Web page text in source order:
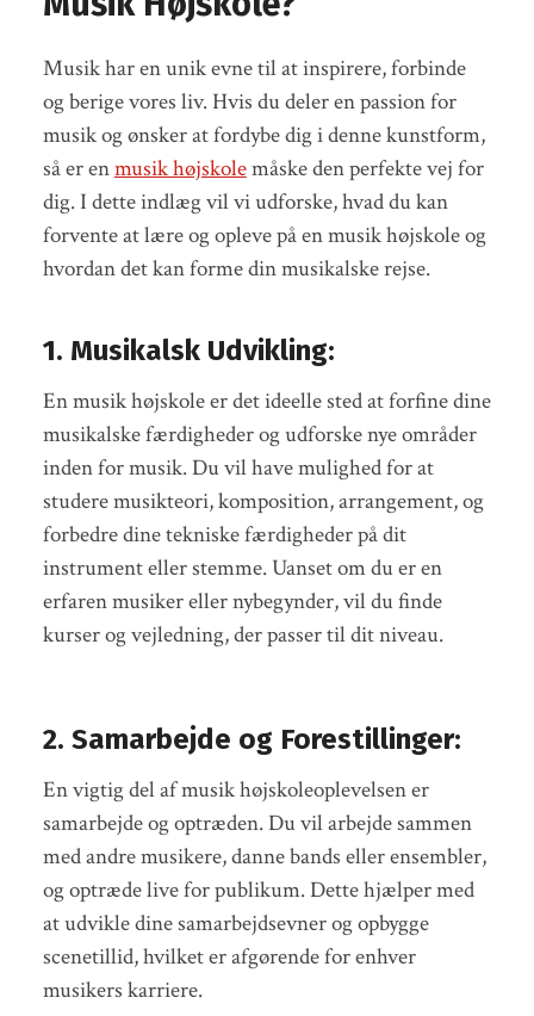
Musik har en unik evne til at inspirere, forbinde
og berige vores liv. Hvis du deler en passion for
musik og ønsker at fordybe dig i denne kunstform,
så er enmusik højskolemåske den perfekte vej for
dig. I dette indlæg vil vi udforske, hvad du kan
forvente at lære og opleve på en musik højskole og
hvordan det kan forme din musikalske rejse.
1. Musikalsk Udvikling:
En musik højskole er det ideelle sted at forfine dine
musikalske færdigheder og udforske nye områder
inden for musik. Du vil have mulighed for at
studere musikteori, komposition, arrangement, og
forbedre dine tekniske færdigheder på dit
instrument eller stemme. Uanset om du er en
erfaren musiker eller nybegynder, vil du finde
kurser og vejledning, der passer til dit niveau.
2. Samarbejde og Forestillinger:
En vigtig del af musik højskoleoplevelsen er
samarbejde og optræden. Du vil arbejde sammen
med andre musikere, danne bands eller ensembler,
og optræde live for publikum. Dette hjælper med
at udvikle dine samarbejdsevner og opbygge
scenetillid, hvilket er afgørende for enhver
musikers karriere.